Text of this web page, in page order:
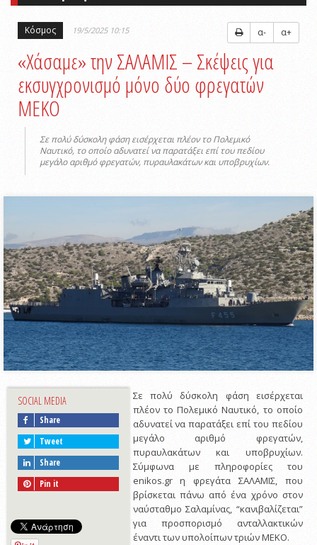
Κόσμος 19/5/2025 10:15 α- α+
«Χάσαμε» την ΣΑΛΑΜΙΣ – Σκέψεις για
εκσυγχρονισμό μόνο δύο φρεγατών
ΜΕΚΟ
Σε πολύ δύσκολη φάση εισέρχεται πλέον το Πολεμικό
Ναυτικό, το οποίο αδυνατεί να παρατάξει επί του πεδίου
μεγάλο αριθμό φρεγατών, πυραυλακάτων και υποβρυχίων.
SOCIAL MEDIA
Share
Tweet
Share
Pin it
Σε πολύ δύσκολη φάση εισέρχεται
πλέον το Πολεμικό Ναυτικό, το οποίο
αδυνατεί να παρατάξει επί του πεδίου
μεγάλο αριθμό φρεγατών,
πυραυλακάτων και υποβρυχίων.
Σύμφωνα με πληροφορίες του
enikos.gr η φρεγάτα ΣΑΛΑΜΙΣ, που
βρίσκεται πάνω από ένα χρόνο στον
ναύσταθμο Σαλαμίνας, “κανιβαλίζεται”
για προσπορισμό ανταλλακτικών
έναντι των υπολοίπων τριών ΜΕΚΟ.